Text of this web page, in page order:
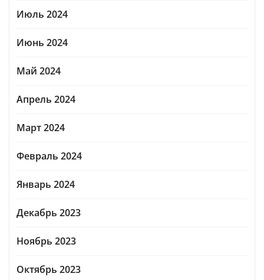
Июль 2024
Июнь 2024
Май 2024
Апрель 2024
Март 2024
Февраль 2024
Январь 2024
Декабрь 2023
Ноябрь 2023
Октябрь 2023